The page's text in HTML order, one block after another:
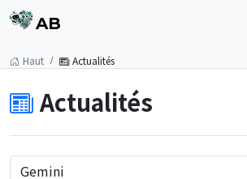
AB
Haut Actualités
Actualités